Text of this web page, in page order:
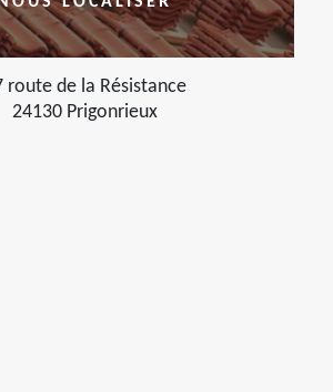
route de la Résistance
24130 Prigonrieux